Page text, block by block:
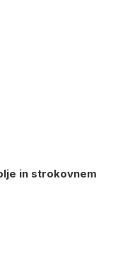
in strokovnem